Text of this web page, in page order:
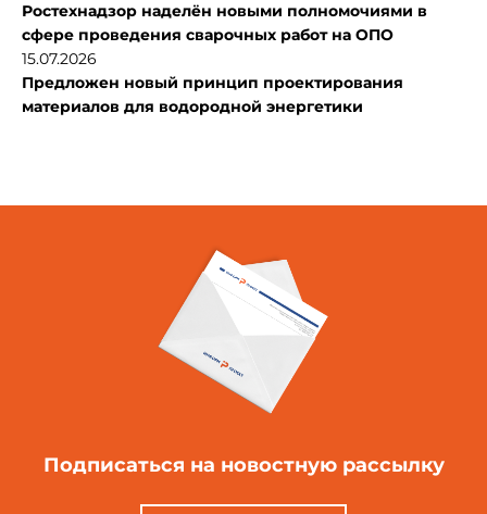
Ростехнадзор наделён новыми полномочиями в
сфере проведения сварочных работ на ОПО
15.07.2026
Предложен новый принцип проектирования
материалов для водородной энергетики
Подписаться на новостную рассылку